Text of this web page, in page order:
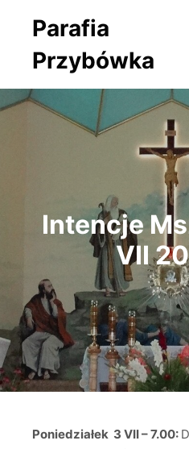
Parafia
Przybówka
Intencje
VII
Poniedziałek 3 VII – 7.00: